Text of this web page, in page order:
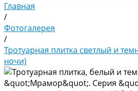
Главная
/
Фотогалерея
/
Тротуарная плитка светлый и
ночи)